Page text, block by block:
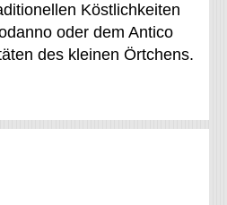
Köstlichkeiten
oder dem Antico
des kleinen Örtchens.